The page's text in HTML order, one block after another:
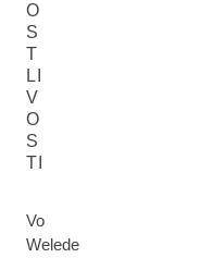
O
S
T
LI
V
O
S
TI
Vo
Welede